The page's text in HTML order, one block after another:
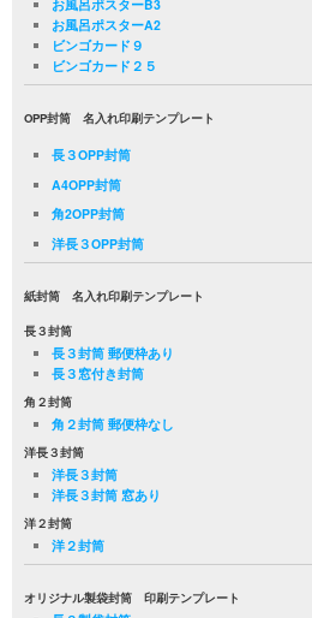
お風呂ポスターB3
お風呂ポスターA2
ビンゴカード９
ビンゴカード２５
OPP封筒 名入れ印刷テンプレート
長３OPP封筒
A4OPP封筒
角2OPP封筒
洋長３OPP封筒
紙封筒 名入れ印刷テンプレート
長３封筒
長３封筒 郵便枠あり
長３窓付き封筒
角２封筒
角２封筒 郵便枠なし
洋長３封筒
洋長３封筒
洋長３封筒 窓あり
洋２封筒
洋２封筒
オリジナル製袋封筒 印刷テンプレート